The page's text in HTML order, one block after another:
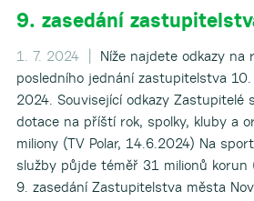
9. zasedání
1. 7. 2024 |
Níže najdete odkazy na
posledního jednání zastupitelstva
2024. Související odkazy Zastupitelé
dotace na příští rok, spolky, kluby a
miliony (TV Polar, 14.6.2024) Na
služby půjde téměř 31 milionů korun
9. zasedání Zastupitelstva města